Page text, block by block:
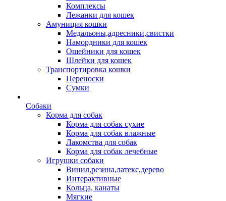
Комплексы
Лежанки для кошек
Амуниция кошки
Медальоны,адресники,свистки
Намордники для кошек
Ошейники для кошек
Шлейки для кошек
Транспортировка кошки
Переноски
Сумки
Собаки
Корма для собак
Корма для собак сухие
Корма для собак влажные
Лакомства для собак
Корма для собак лечебные
Игрушки собаки
Винил,резина,латекс,дерево
Интерактивные
Кольца, канаты
Мягкие